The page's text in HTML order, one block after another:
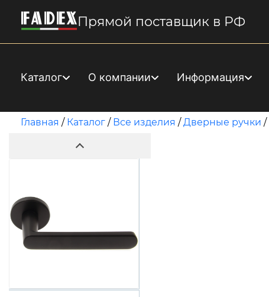
Прямой поставщик в РФ
Каталог О компании Информация
Главная / Каталог / Все изделия /Дверные ручки /